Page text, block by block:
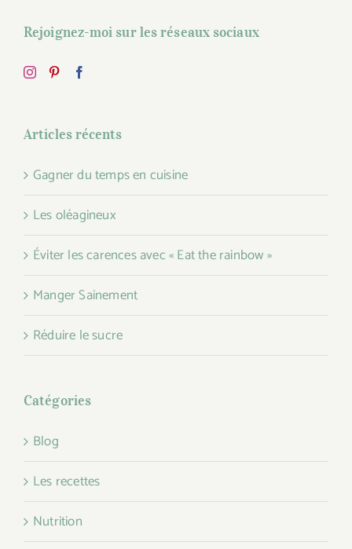
Rejoignez-moi sur les réseaux sociaux
Articles récents
Gagner du temps en cuisine
Les oléagineux
Éviter les carences avec « Eat the rainbow »
Manger Sainement
Réduire le sucre
Catégories
Blog
Les recettes
Nutrition